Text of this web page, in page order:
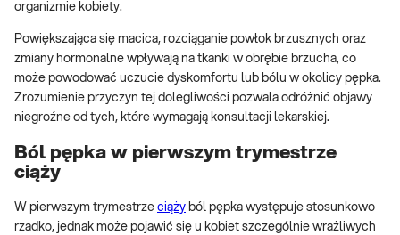
organizmie kobiety.
Powiększająca się macica, rozciąganie powłok brzusznych oraz
zmiany hormonalne wpływają na tkanki w obrębie brzucha, co
może powodować uczucie dyskomfortu lub bólu w okolicy pępka.
Zrozumienie przyczyn tej dolegliwości pozwala odróżnić objawy
niegroźne od tych, które wymagają konsultacji lekarskiej.
Ból pępka w pierwszym trymestrze
ciąży
W pierwszym trymestrze ciąży ból pępka występuje stosunkowo
rzadko, jednak może pojawić się u kobiet szczególnie wrażliwych